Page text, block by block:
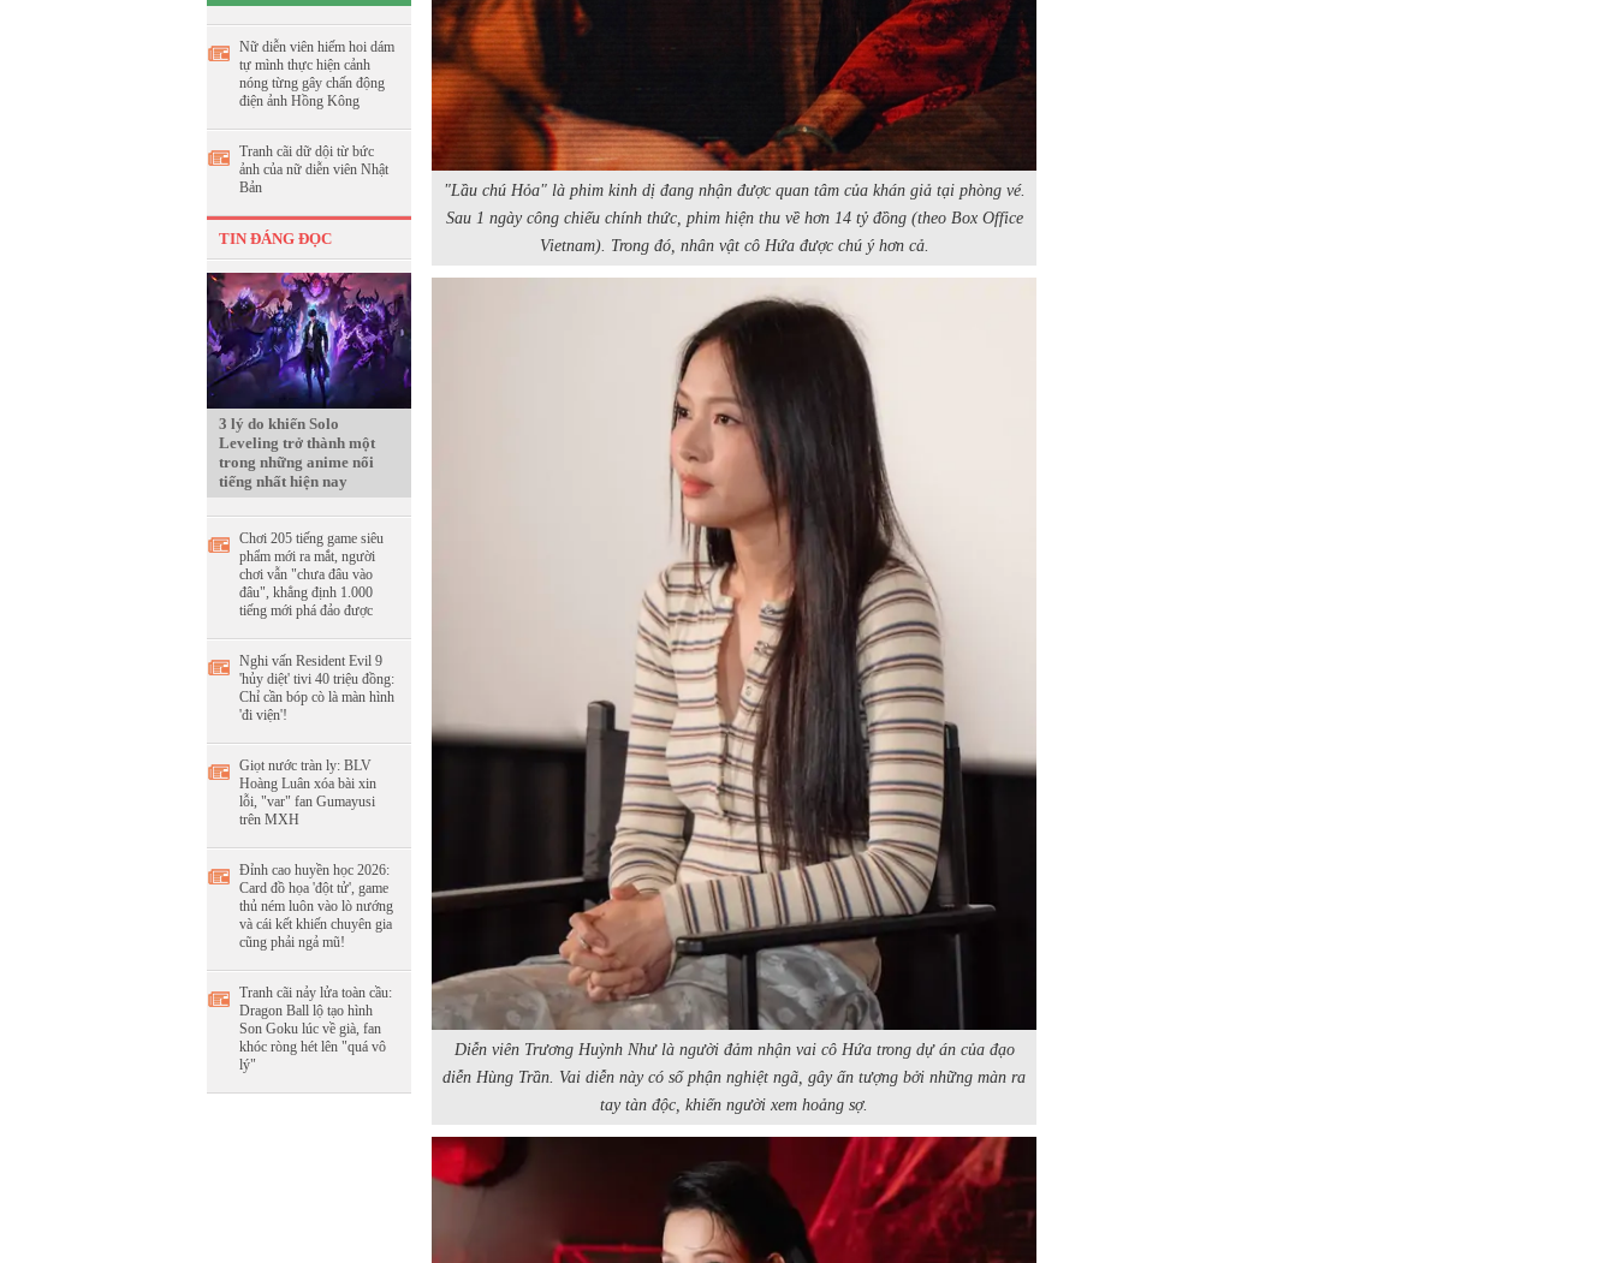
Nữ diễn viên hiếm hoi dám
tự mình thực hiện cảnh
nóng từng gây chấn động
điện ảnh Hồng Kông
Tranh cãi dữ dội từ bức
ảnh của nữ diễn viên Nhật
Bản
TIN ĐÁNG ĐỌC
3 lý do khiến Solo
Leveling trở thành một
trong những anime nổi
tiếng nhất hiện nay
Chơi 205 tiếng game siêu
phẩm mới ra mắt, người
chơi vẫn "chưa đâu vào
đâu", khẳng định 1.000
tiếng mới phá đảo được
Nghi vấn Resident Evil 9
'hủy diệt' tivi 40 triệu đồng:
Chỉ cần bóp cò là màn hình
'đi viện'!
Giọt nước tràn ly: BLV
Hoàng Luân xóa bài xin
lỗi, "var" fan Gumayusi
trên MXH
Đỉnh cao huyền học 2026:
Card đồ họa 'đột tử', game
thủ ném luôn vào lò nướng
và cái kết khiến chuyên gia
cũng phải ngả mũ!
Tranh cãi nảy lửa toàn cầu:
Dragon Ball lộ tạo hình
Son Goku lúc về già, fan
khóc ròng hét lên "quá vô
lý"
"Lầu chú Hỏa" là phim kinh dị đang nhận được quan tâm của khán giả tại phòng vé.
Sau 1 ngày công chiếu chính thức, phim hiện thu về hơn 14 tỷ đồng (theo Box Office
Vietnam). Trong đó, nhân vật cô Hứa được chú ý hơn cả.
Diễn viên Trương Huỳnh Như là người đảm nhận vai cô Hứa trong dự án của đạo
diễn Hùng Trần. Vai diễn này có số phận nghiệt ngã, gây ấn tượng bởi những màn ra
tay tàn độc, khiến người xem hoảng sợ.